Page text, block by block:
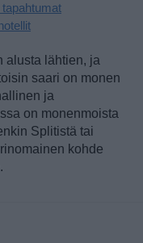
alusta lähtien, ja
saari on monen
ja
on monenmoista
Splitistä tai
kohde